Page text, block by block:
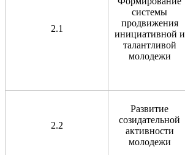
2.1
системы
продвижения
инициативной и
талантливой
молодежи
2.2
Развитие
созидательной
активности
молодежи